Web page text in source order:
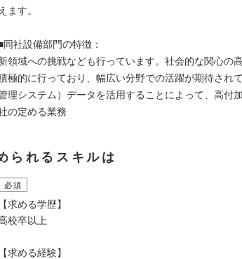
えます。
同社設備部門の特徴：
領域への挑戦なども行っています。社会的な関心の
極的に行っており、幅広い分野での活躍が期待され
理システム）データを活用することによって、高付
の定める業務
られるスキルは
必須
【求める学歴】
校卒以上
【求める経験】